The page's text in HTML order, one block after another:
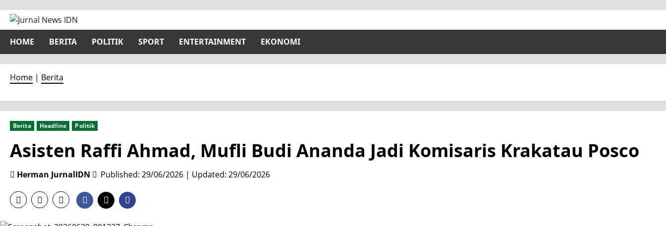
Skip
to
content
HOME BERITA POLITIK SPORT ENTERTAINMENT EKONOMI
Home | Berita
Berita Headline Politik
Asisten Raffi Ahmad, Mufli Budi Ananda Jadi Komisaris Krakatau Posco
Herman JurnalIDN Published: 29/06/2026 | Updated: 29/06/2026